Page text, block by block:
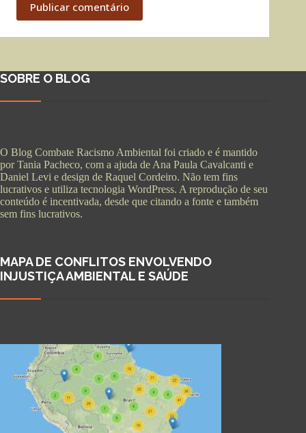
Publicar comentário
SOBRE O BLOG
O Blog Combate Racismo Ambiental foi criado e é mantido
por Tania Pacheco, com a ajuda de Ana Paula Cavalcanti e
Daniel Levi e design de Raquel Cordeiro. Não tem fins
lucrativos e utiliza tecnologia WordPress. A reprodução de seu
conteúdo é incentivada, desde que citando a fonte e também
sem fins lucrativos.
MAPA DE CONFLITOS ENVOLVENDO
INJUSTIÇA AMBIENTAL E SAÚDE